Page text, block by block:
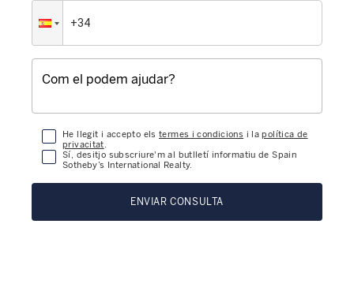
He llegit i accepto els termes i condicions i lapolítica de
privacitat.
Sí, desitjo subscriure'm al butlletí informatiu de Spain
Sotheby’s International Realty.
ENVIAR CONSULTA